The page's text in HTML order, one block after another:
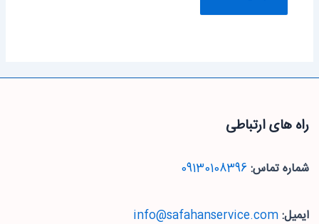
راه های ارتباطی
شماره تماس:09130108396
ایمیل:info@safahanservice.com